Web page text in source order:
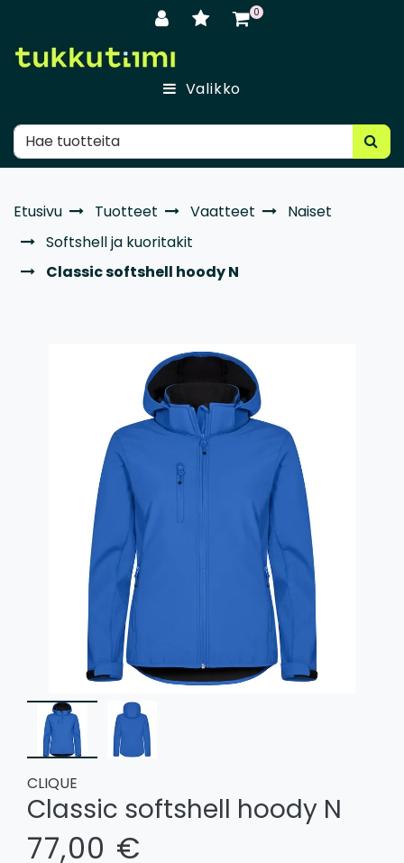
0
Valikko
Etusivu Tuotteet Vaatteet
Naiset
Softshell ja kuoritakit
Classic softshell hoody N
CLIQUE
Classic softshell hoody N
77,00 €